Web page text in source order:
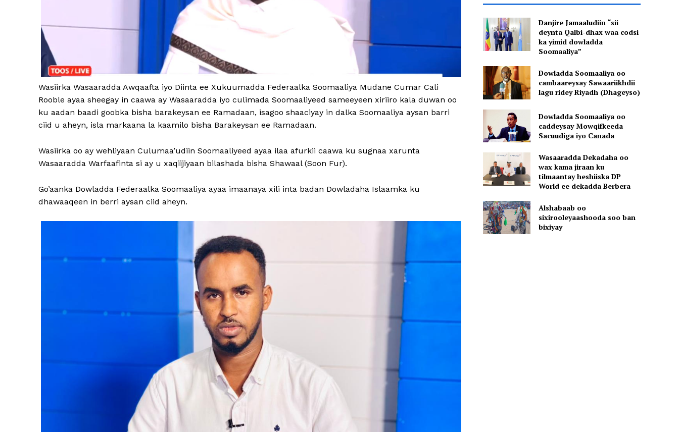
Wasiirka Wasaaradda Awqaafta iyo Diinta ee Xukuumadda Federaalka Soomaaliya Mudane Cumar Cali
Rooble ayaa sheegay in caawa ay Wasaaradda iyo culimada Soomaaliyeed sameeyeen xiriiro kala duwan oo
ku aadan baadi goobka bisha barakeysan ee Ramadaan, isagoo shaaciyay in dalka Soomaaliya aysan barri
ciid u aheyn, isla markaana la kaamilo bisha Barakeysan ee Ramadaan.
Wasiirka oo ay wehliyaan Culumaa’udiin Soomaaliyeed ayaa ilaa afurkii caawa ku sugnaa xarunta
Wasaaradda Warfaafinta si ay u xaqiijiyaan bilashada bisha Shawaal (Soon Fur).
Go’aanka Dowladda Federaalka Soomaaliya ayaa imaanaya xili inta badan Dowladaha Islaamka ku
dhawaaqeen in berri aysan ciid aheyn.
Danjire Jamaaludiin “sii
deynta Qalbi-dhax waa codsi
ka yimid dowladda
Soomaaliya”
Dowladda Soomaaliya oo
cambaareysay Sawaariikhdii
lagu ridey Riyadh (Dhageyso)
Dowladda Soomaaliya oo
caddeysay Mowqifkeeda
Sacuudiga iyo Canada
Wasaaradda Dekadaha oo
wax kama jiraan ku
tilmaantay heshiiska DP
World ee dekadda Berbera
Alshabaab oo
sixirooleyaashooda soo ban
bixiyay